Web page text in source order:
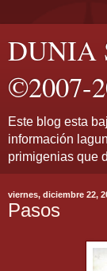
DUNIA
©2007-
Este blog esta
información
primigenias que
viernes, diciembre 22,
Pasos